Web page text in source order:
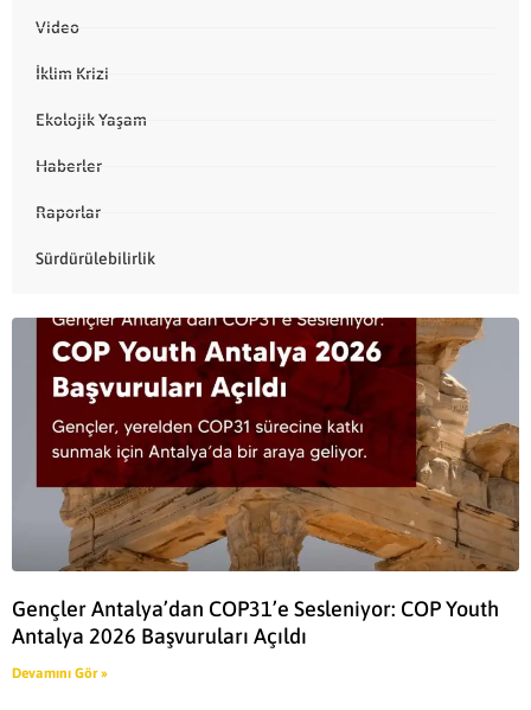
Video
İklim Krizi
Ekolojik Yaşam
Haberler
Raporlar
Sürdürülebilirlik
Gençler Antalya’dan COP31’e Sesleniyor: COP Youth
Antalya 2026 Başvuruları Açıldı
Devamını Gör »